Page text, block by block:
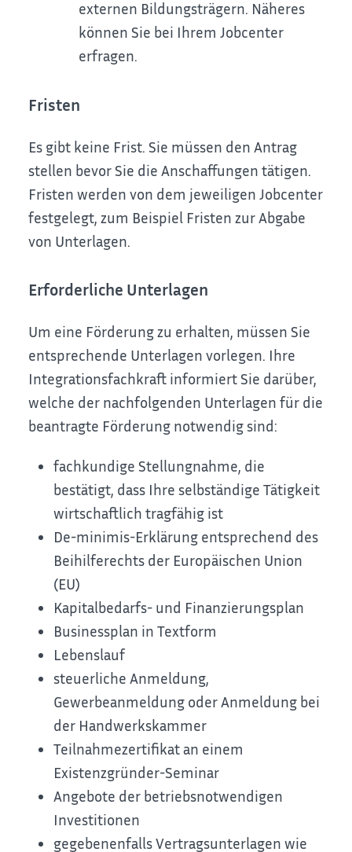
externen Bildungsträgern. Näheres
können Sie bei Ihrem Jobcenter
erfragen.
Fristen
Es gibt keine Frist. Sie müssen den Antrag
stellen bevor Sie die Anschaffungen tätigen.
Fristen werden von dem jeweiligen Jobcenter
festgelegt, zum Beispiel Fristen zur Abgabe
von Unterlagen.
Erforderliche Unterlagen
Um eine Förderung zu erhalten, müssen Sie
entsprechende Unterlagen vorlegen. Ihre
Integrationsfachkraft informiert Sie darüber,
welche der nachfolgenden Unterlagen für die
beantragte Förderung notwendig sind:
fachkundige Stellungnahme, die
bestätigt, dass Ihre selbständige Tätigkeit
wirtschaftlich tragfähig ist
De-minimis-Erklärung entsprechend des
Beihilferechts der Europäischen Union
(EU)
Kapitalbedarfs- und Finanzierungsplan
Businessplan in Textform
Lebenslauf
steuerliche Anmeldung,
Gewerbeanmeldung oder Anmeldung bei
der Handwerkskammer
Teilnahmezertifikat an einem
Existenzgründer-Seminar
Angebote der betriebsnotwendigen
Investitionen
gegebenenfalls Vertragsunterlagen wie